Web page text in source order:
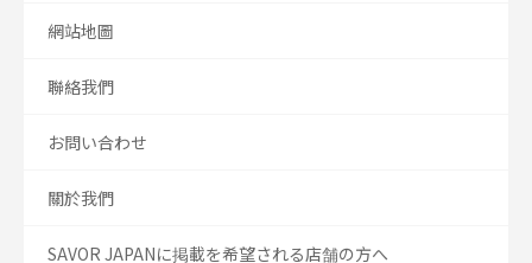
網站地圖
聯絡我們
お問い合わせ
關於我們
SAVOR JAPANに掲載を希望される店舗の方へ